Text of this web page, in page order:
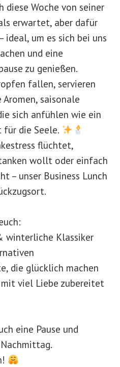
diese Woche von seiner
erwartet, aber dafür
– ideal, um es sich bei uns
und eine
zu genießen.
fallen, servieren
saisonale
sich anfühlen wie ein
für die Seele.
flüchtet,
wollt oder einfach
– unser Business Lunch
winterliche Klassiker
die glücklich machen
viel Liebe zubereitet
eine Pause und